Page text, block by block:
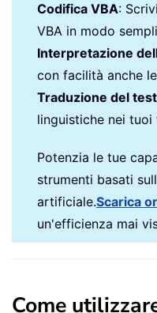
Codifica VBA:
VBA in modo
Interpretazione
con facilità anche
Traduzione del
linguistiche nei
Potenzia le tue
strumenti basati
artificiale.Scarica
un'efficienza mai
Come